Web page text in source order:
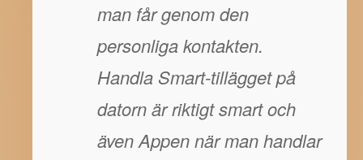
man får genom den
personliga kontakten.
Handla Smart-tillägget på
datorn är riktigt smart och
även Appen när man handlar